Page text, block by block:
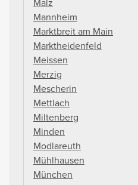
Mannheim
Marktbreit am Main
Marktheidenfeld
Meissen
Merzig
Mescherin
Mettlach
Miltenberg
Minden
Modlareuth
Mühlhausen
München